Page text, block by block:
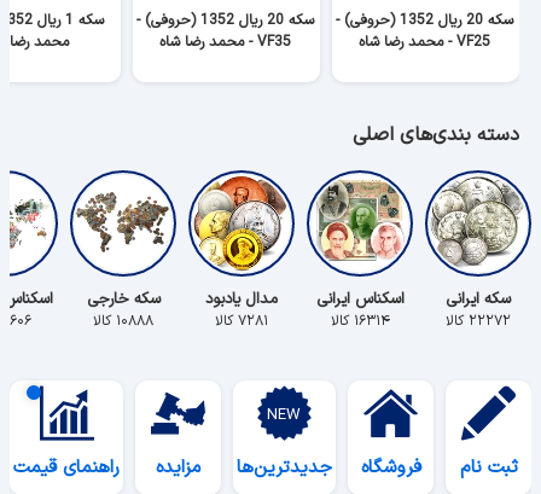
سکه 20 ریال 1352 (حروفی) -
VF25 - محمد رضا شاه
سکه 20 ریال 1352 (حروفی) -
VF35 - محمد رضا شاه
محمد رضا
دسته بندی‌های اصلی
سکه ایرانی
۲۲۲۷۲ کالا
اسکناس ایرانی
۱۶۳۱۴ کالا
مدال یادبود
۷۲۸۱ کالا
سکه خارجی
۱۰۸۸۸ کالا ۵۶۰۶ کالا
ثبت نام فروشگاه جدیدترین‌ها مزایده راهنمای قیمت